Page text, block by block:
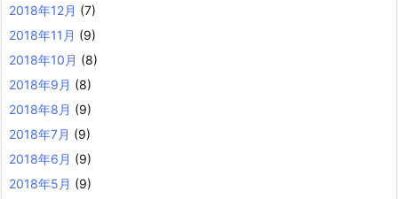
2018年12月 (7)
2018年11月 (9)
2018年10月 (8)
2018年9月 (8)
2018年8月 (9)
2018年7月 (9)
2018年6月 (9)
2018年5月 (9)